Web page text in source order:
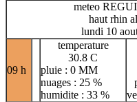
meteo
haut rhin
lundi 10
09 h
temperature
30.8 C
pluie : 0 MM
nuages : 25 %
humidite : 33 %